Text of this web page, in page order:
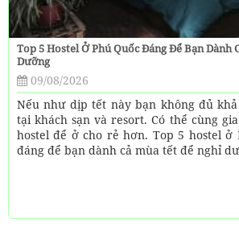
Top 5 Hostel Ở Phú Quốc Đáng Để Bạn Dành
Dưỡng
09/08/2026
Nếu như dịp tết này bạn không đủ
tại khách sạn và resort. Có thể cùng
hostel để ở cho rẻ hơn. Top 5 hostel ở
đáng để bạn dành cả mùa tết để nghỉ